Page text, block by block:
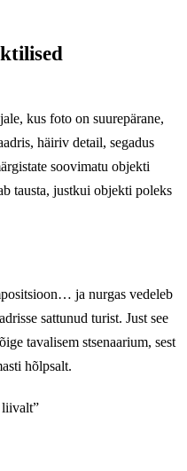
kus foto on suurepärane,
häiriv detail, segadus
soovimatu objekti
tausta, justkui objekti poleks
ja nurgas vedeleb
sattunud turist. Just see
tavalisem stsenaarium, sest
hõlpsalt.
liivalt”